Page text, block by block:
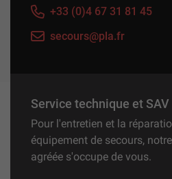
+33 (0)4 67 31 81 45
secours@pla.fr
Service technique et SAV
Pour l'entretien et la
équipement de secours,
agréée s'occupe de vous.